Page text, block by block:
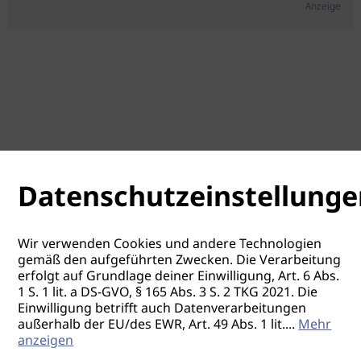
Anzeige
Wir verwenden Cookies und andere Technologien
gemäß den aufgeführten Zwecken. Die Verarbeitung
erfolgt auf Grundlage deiner Einwilligung, Art. 6 Abs.
1 S. 1 lit. a DS-GVO, § 165 Abs. 3 S. 2 TKG 2021. Die
Einwilligung betrifft auch Datenverarbeitungen
außerhalb der EU/des EWR, Art. 49 Abs. 1 lit....Mehr
anzeigen